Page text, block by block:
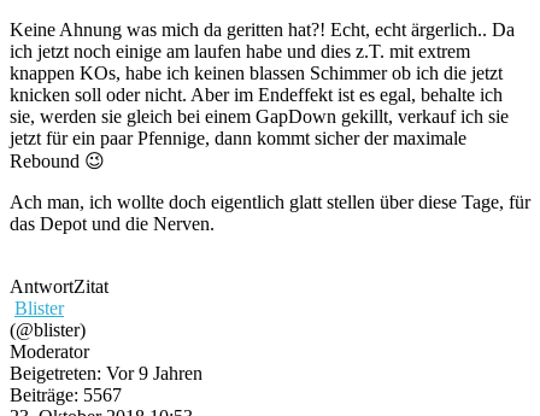
Keine Ahnung was mich da geritten hat?! Echt, echt ärgerlich.. Da
ich jetzt noch einige am laufen habe und dies z.T. mit extrem
knappen KOs, habe ich keinen blassen Schimmer ob ich die jetzt
knicken soll oder nicht. Aber im Endeffekt ist es egal, behalte ich
sie, werden sie gleich bei einem GapDown gekillt, verkauf ich sie
jetzt für ein paar Pfennige, dann kommt sicher der maximale
Rebound 😉
Ach man, ich wollte doch eigentlich glatt stellen über diese Tage, für
das Depot und die Nerven.
AntwortZitat
Blister
(@blister)
Moderator
Beigetreten: Vor 9 Jahren
Beiträge: 5567